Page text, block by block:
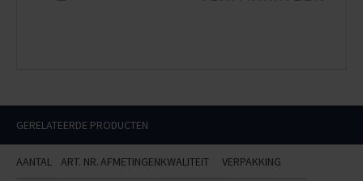
GERELATEERDE PRODUCTEN
AANTAL ART. NR.AFMETINGENKWALITEIT VERPAKKING